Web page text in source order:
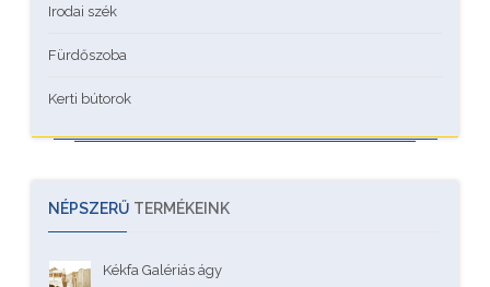
Irodai szék
Fürdőszoba
Kerti bútorok
NÉPSZERŰ TERMÉKEINK
Kékfa Galériás ágy